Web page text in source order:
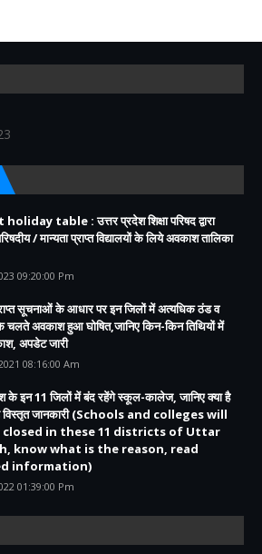
table : उत्तर प्रदेश शिक्षा परिषद द्वारा
/ मान्यता प्राप्त विद्यालयों के लिये अवकाश तालिका
09:20:00 Pm
सूचनाओं के आधार पर इन जिलों में अत्यधिक ठंड व
चलते अवकाश हुआ घोषित,जानिए किन-किन तिथियों में
अपडेट जारी
08:16:00 Am
के इन 11 जिलों में बंद रहेंगे स्कूल-कालेज, जानिए क्या है
विस्तृत जानकारी (Schools and colleges will
closed in these 11 districts of Uttar
know what is the reason, read
information)
01:39:00 Pm